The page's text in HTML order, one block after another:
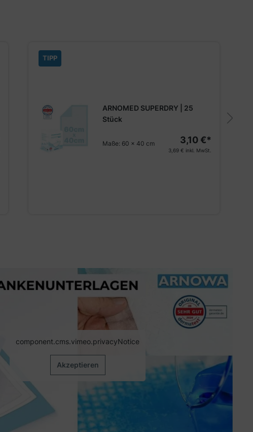
TIPP
ARNOMED SUPERDRY | 25
Stück
Maße: 60 x 40 cm 3,10 €*
3,69 € inkl. MwSt.
component.cms.vimeo.privacyNotice
Akzeptieren